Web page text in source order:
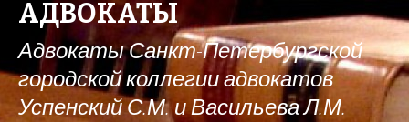
АДВОКАТЫ
Адвокаты Санкт-Петербургской
городской коллегии адвокатов
Успенский С.М. и Васильева Л.М.